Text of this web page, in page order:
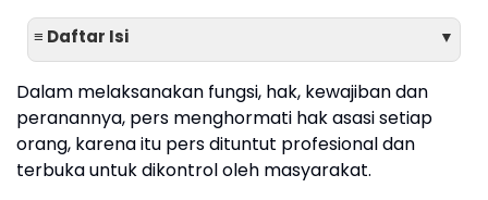
≡ Daftar Isi ▼
Dalam melaksanakan fungsi, hak, kewajiban dan
peranannya, pers menghormati hak asasi setiap
orang, karena itu pers dituntut profesional dan
terbuka untuk dikontrol oleh masyarakat.